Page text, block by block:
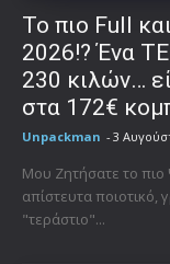
To πιο Full
2026!? Ένα
230 κιλών…
στα 172€
Unpackman - 3
Μου Ζητήσατε το πιο
απίστευτα ποιοτικό,
"τεράστιο"...